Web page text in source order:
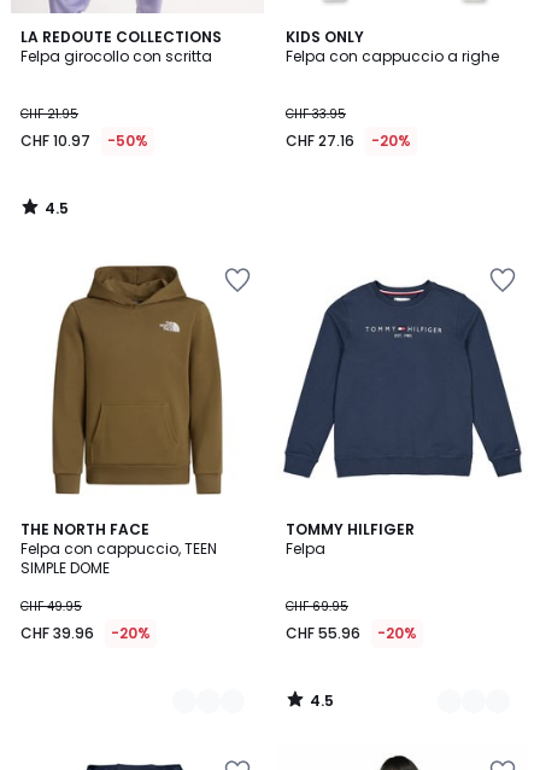
LA REDOUTE COLLECTIONS
Felpa girocollo con scritta
CHF 21.95
CHF 10.97 -50%
4.5
/ 5
4.5
/
KIDS ONLY
Felpa con cappuccio a righe
CHF 33.95
CHF 27.16 -20%
THE NORTH FACE
Felpa con cappuccio, TEEN
SIMPLE DOME
CHF 49.95
CHF 39.96 -20%
2
Colori
TOMMY HILFIGER
Felpa
CHF 69.95
CHF 55.96 -20%
4.5
/ 5
2
Colori
4.5
/